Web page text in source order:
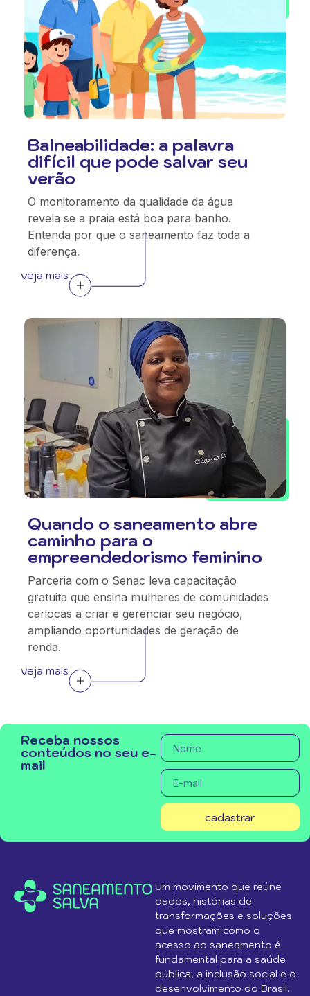
Balneabilidade: a palavra
difícil que pode salvar seu
verão
O monitoramento da qualidade da água
revela se a praia está boa para banho.
Entenda por que o saneamento faz toda a
diferença.
veja mais
Quando o saneamento abre
caminho para o
empreendedorismo feminino
Parceria com o Senac leva capacitação
gratuita que ensina mulheres de comunidades
cariocas a criar e gerenciar seu negócio,
ampliando oportunidades de geração de
renda.
veja mais
Receba nossos
conteúdos no seu e-
mail
cadastrar
Um movimento que reúne
dados, histórias de
transformações e soluções
que mostram como o
acesso ao saneamento é
fundamental para a saúde
pública, a inclusão social e o
desenvolvimento do Brasil.